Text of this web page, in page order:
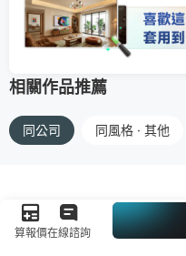
相關作品推薦
同公司 同風格 · 其他
算報價在線諮詢